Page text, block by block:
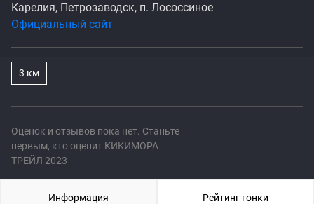
Оценок и отзывов пока нет. Станьте
первым, кто оценит КИКИМОРА
ТРЕЙЛ 2023
Карелия, Петрозаводск, п. Лососсиное
Официальный сайт
3 км
Информация Рейтинг гонки